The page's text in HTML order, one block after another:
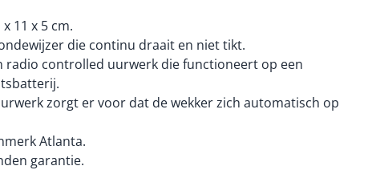
11 x 5 cm.
die continu draait en niet tikt.
radio controlled uurwerk die functioneert op een
zorgt er voor dat de wekker zich automatisch op
Atlanta.
garantie.